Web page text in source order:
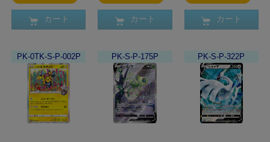
カート カート カート
PK-0TK-S-P-002P PK-S-P-175P PK-S-P-322P